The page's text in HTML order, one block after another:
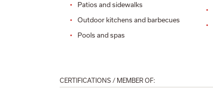
Patios and sidewalks
Outdoor kitchens and barbecues
Pools and spas
CERTIFICATIONS / MEMBER OF: